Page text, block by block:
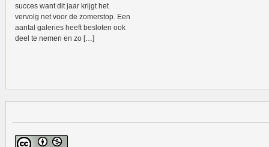
succes want dit jaar krijgt het
vervolg net voor de zomerstop. Een
aantal galeries heeft besloten ook
deel te nemen en zo […]